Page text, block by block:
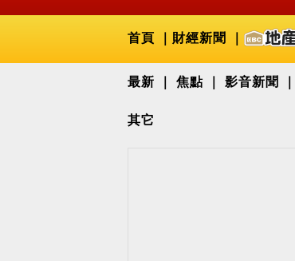
首頁 財經新聞
最新 焦點 影音新聞
其它